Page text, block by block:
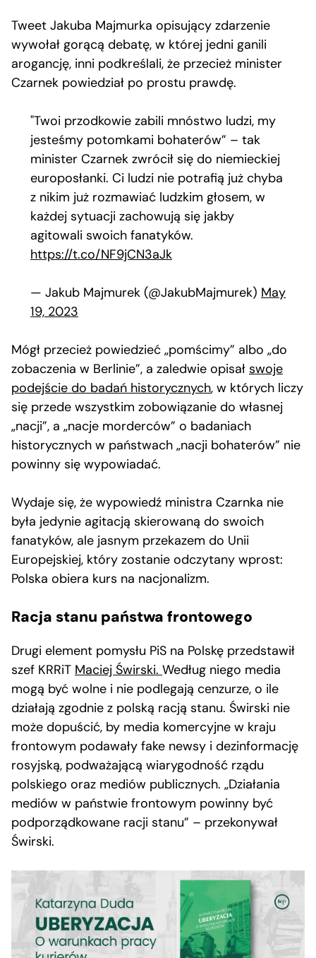
Tweet Jakuba Majmurka opisujący zdarzenie
wywołał gorącą debatę, w której jedni ganili
arogancję, inni podkreślali, że przecież minister
Czarnek powiedział po prostu prawdę.
"Twoi przodkowie zabili mnóstwo ludzi, my
jesteśmy potomkami bohaterów” – tak
minister Czarnek zwrócił się do niemieckiej
europosłanki. Ci ludzi nie potrafią już chyba
z nikim już rozmawiać ludzkim głosem, w
każdej sytuacji zachowują się jakby
agitowali swoich fanatyków.
https://t.co/NF9jCN3aJk
— Jakub Majmurek (@JakubMajmurek) May
19, 2023
Mógł przecież powiedzieć „pomścimy” albo „do
zobaczenia w Berlinie”, a zaledwie opisał swoje
podejście do badań historycznych, w których liczy
się przede wszystkim zobowiązanie do własnej
„nacji”, a „nacje morderców” o badaniach
historycznych w państwach „nacji bohaterów” nie
powinny się wypowiadać.
Wydaje się, że wypowiedź ministra Czarnka nie
była jedynie agitacją skierowaną do swoich
fanatyków, ale jasnym przekazem do Unii
Europejskiej, który zostanie odczytany wprost:
Polska obiera kurs na nacjonalizm.
Racja stanu państwa frontowego
Drugi element pomysłu PiS na Polskę przedstawił
szef KRRiT Maciej Świrski. Według niego media
mogą być wolne i nie podlegają cenzurze, o ile
działają zgodnie z polską racją stanu. Świrski nie
może dopuścić, by media komercyjne w kraju
frontowym podawały fake newsy i dezinformację
rosyjską, podważającą wiarygodność rządu
polskiego oraz mediów publicznych. „Działania
mediów w państwie frontowym powinny być
podporządkowane racji stanu” – przekonywał
Świrski.